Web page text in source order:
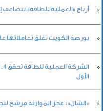
أرباح «العملية للطاقة» تتضاعف إلى 4.4 ملايين دينار في النصف
بورصة الكويت تغلق تعاملاتها على
الأول
«الشال»: عجز الموازنة مرشح لتجاوز 7.1 مليار